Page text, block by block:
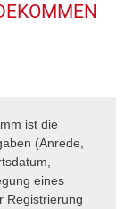
ist die
(Anrede,
eines
Registrierung